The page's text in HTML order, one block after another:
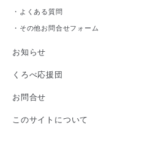
・ よくある質問
・ その他お問合せフォーム
お知らせ
くろべ応援団
お問合せ
このサイトについて